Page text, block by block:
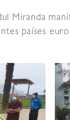
Miranda
países